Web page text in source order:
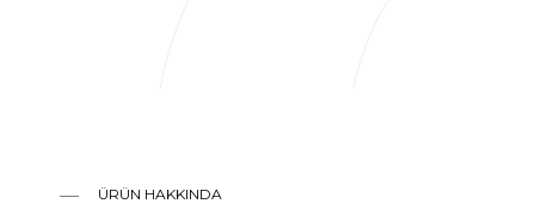
ÜRÜN HAKKINDA